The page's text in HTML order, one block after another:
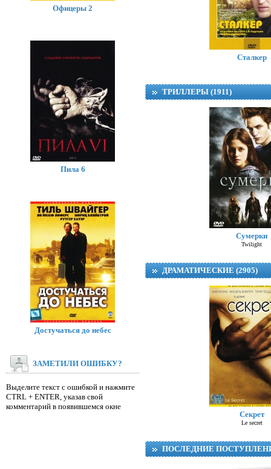
Сталкер
ТРИЛЛЕРЫ (1911)
Сумерки
Twilight
ДРАМАТИЧЕСКИЕ (2905)
Секрет
Le secret
ПОСЛЕДНИЕ
Офицеры 2
Пила 6
Достучаться до небес
ЗАМЕТИЛИ ОШИБКУ?
Выделите текст с ошибкой и нажмите
CTRL + ENTER, указав свой
комментарий в появившемся окне